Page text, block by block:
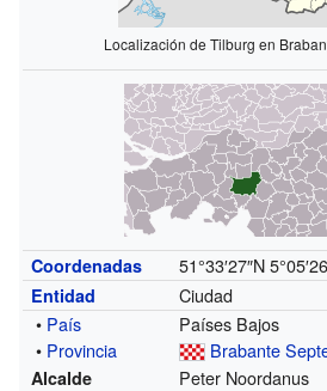
Localización de Tilburg en
Coordenadas 51°33′27″N
Entidad
Ciudad
• País
Países Bajos
• Provincia Brabante
Alcalde Peter Noordanus